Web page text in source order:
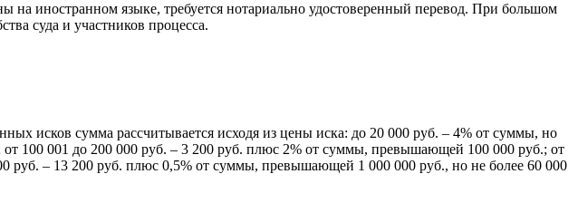
иностранном языке, требуется нотариально удостоверенный перевод. При большом
суда и участников процесса.
исков сумма рассчитывается исходя из цены иска: до 20 000 руб. – 4% от суммы, но
100 001 до 200 000 руб. – 3 200 руб. плюс 2% от суммы, превышающей 100 000 руб.; от
– 13 200 руб. плюс 0,5% от суммы, превышающей 1 000 000 руб., но не более 60 000